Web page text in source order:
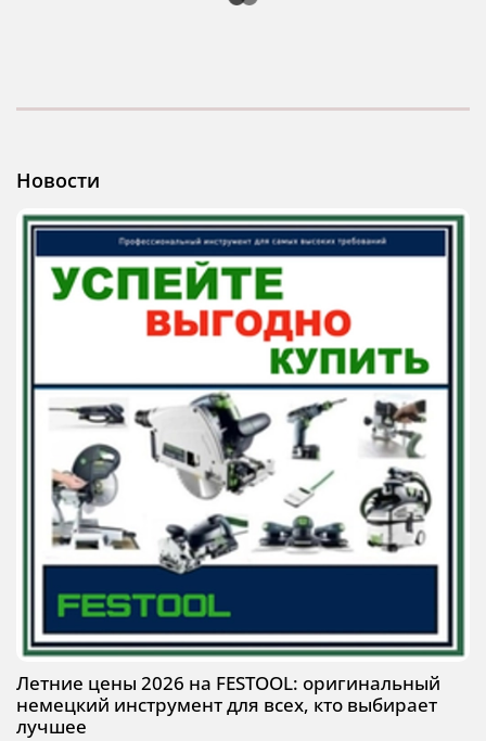
Новости
Летние цены 2026 на FESTOOL: оригинальный
немецкий инструмент для всех, кто выбирает
лучшее